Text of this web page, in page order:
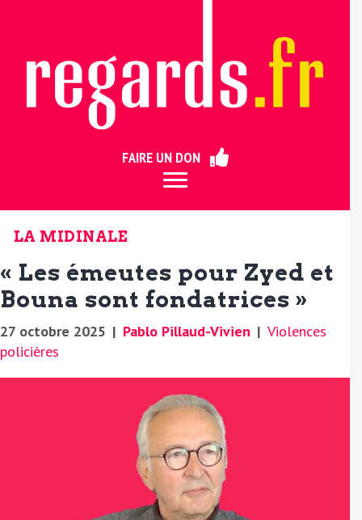
FAIRE UN DON
LA MIDINALE
« Les émeutes pour Zyed et
Bouna sont fondatrices »
27 octobre 2025 | Pablo Pillaud-Vivien | Violences
policières